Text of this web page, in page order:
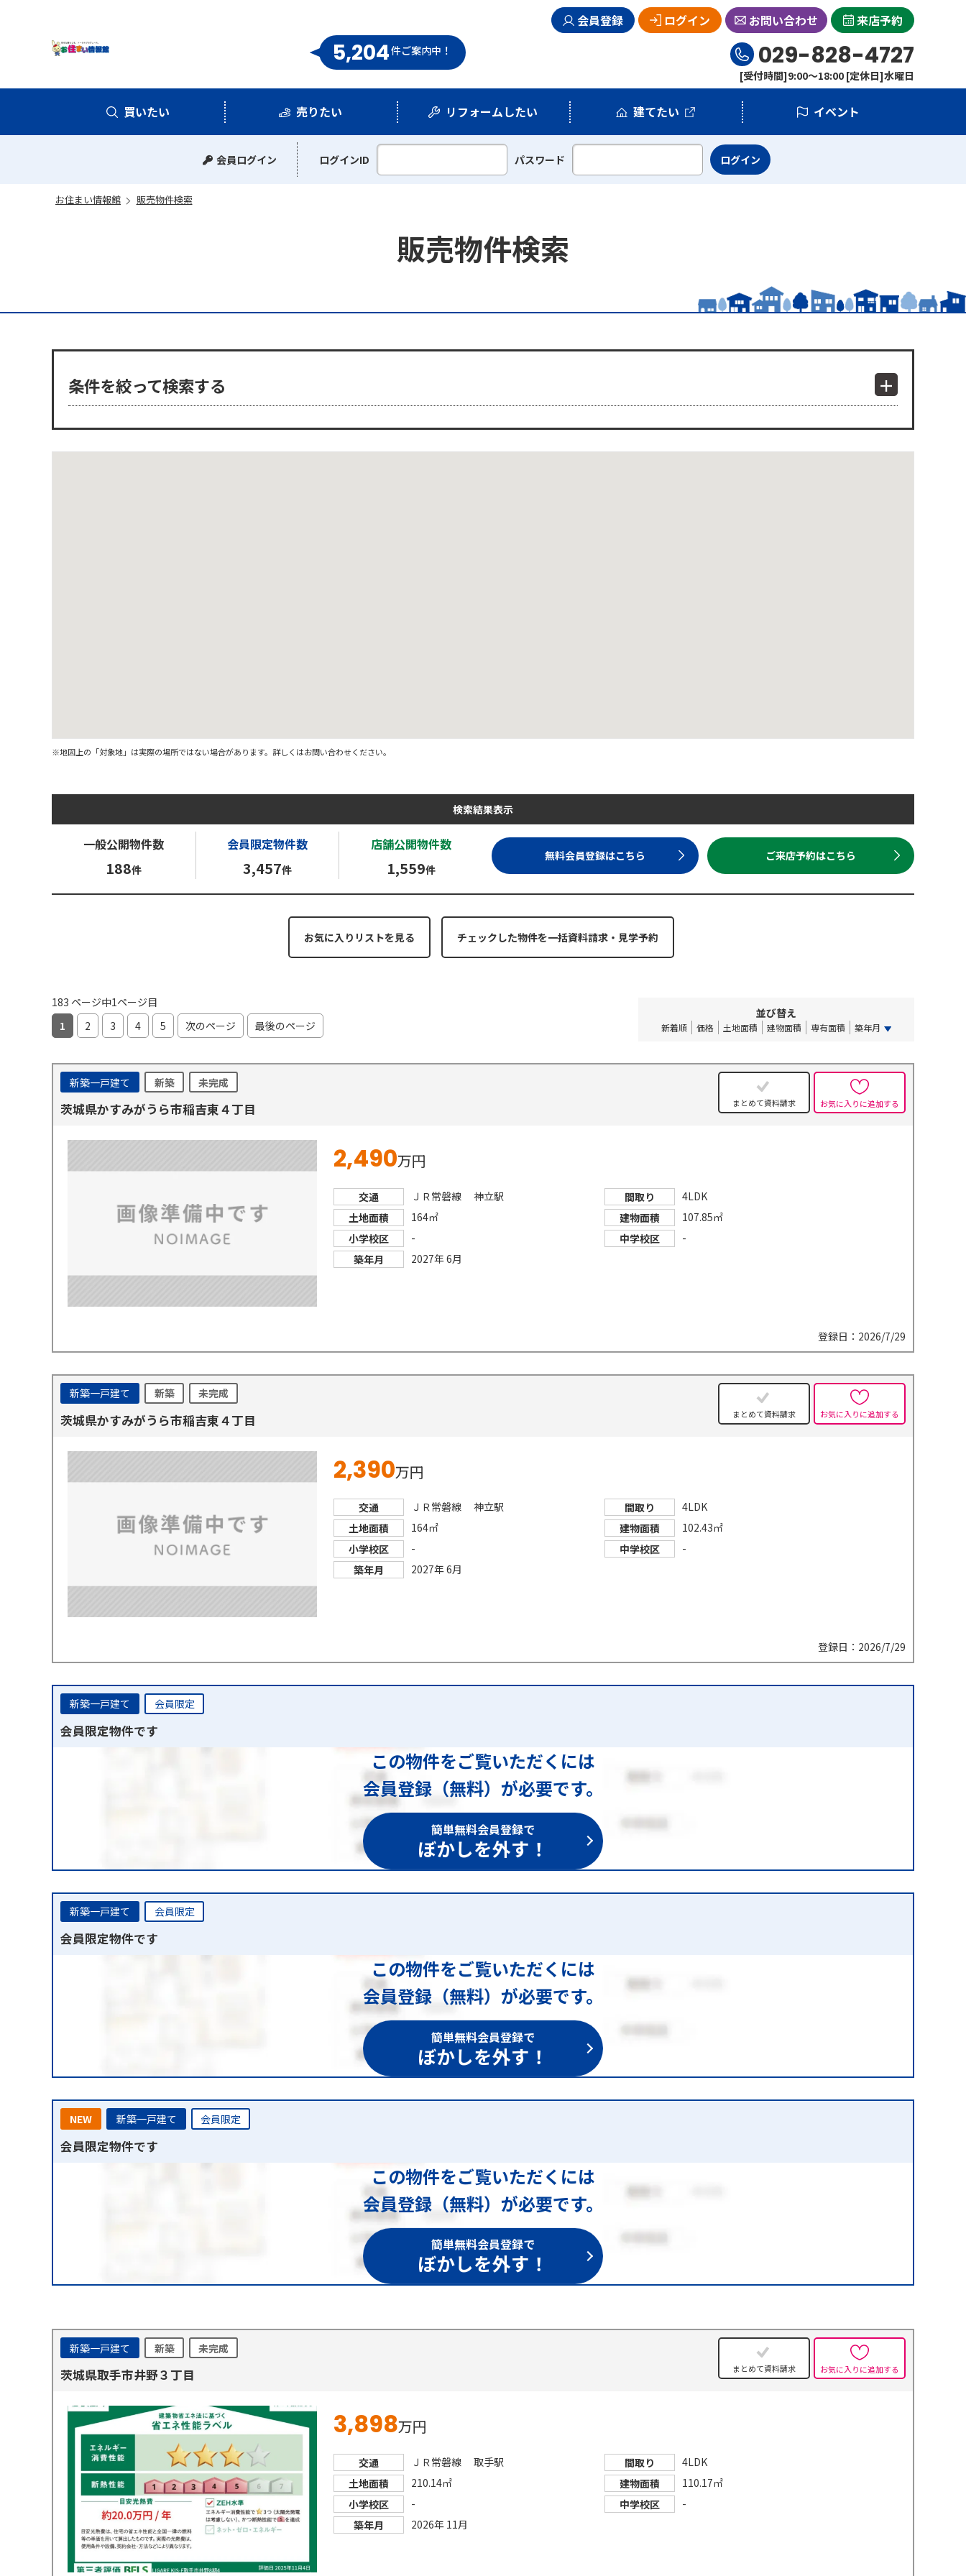
お住まい情報館
5,204件ご案内中！
会員登録 ログイン お問い合わせ 来店予約
029-828-4727
[受付時間]9:00～18:00 [定休日]水曜日
買いたい
中古一戸建て
中古マンション
新築一戸建て
土地
売りたい リフォームしたい
シミュレーション
リフォームプラン
建てたい イベント
会員ログイン ログインID パスワード
お住まい情報館 販売物件検索
販売物件検索
条件を絞って検索する
※地図上の「対象地」は実際の場所ではない場合があります。詳しくはお問い合わせください。
検索結果表示
一般公開物件数
188件
会員限定物件数
3,457件
店舗公開物件数
1,559件
無料会員登録はこちら ご来店予約はこちら
お気に入りリストを見る
183 ページ中1ページ目
1
2 3 4 5 次のページ 最後のページ
並び替え
新着順 価格 土地面積 建物面積 専有面積 築年月
新築一戸建て 新築 未完成
茨城県かすみがうら市稲吉東４丁目 まとめて資料請求 お気に入りに追加する
2,490万円
交通 ＪＲ常磐線 神立駅 間取り
4LDK
土地面積
164㎡ 建物面積
107.85㎡
小学校区
- 中学校区
-
築年月
2027年 6月
登録日：2026/7/29
新築一戸建て 新築 未完成
茨城県かすみがうら市稲吉東４丁目 まとめて資料請求 お気に入りに追加する
2,390万円
交通 ＪＲ常磐線 神立駅 間取り
4LDK
土地面積
164㎡ 建物面積
102.43㎡
小学校区
- 中学校区
-
築年月
2027年 6月
登録日：2026/7/29
新築一戸建て 会員限定
会員限定物件です
この物件をご覧いただくには
会員登録（無料）が必要です。
簡単無料会員登録で
ぼかしを外す！
新築一戸建て 会員限定
会員限定物件です
この物件をご覧いただくには
会員登録（無料）が必要です。
簡単無料会員登録で
ぼかしを外す！
NEW 新築一戸建て 会員限定
会員限定物件です
この物件をご覧いただくには
会員登録（無料）が必要です。
簡単無料会員登録で
ぼかしを外す！
新築一戸建て 新築 未完成
茨城県取手市井野３丁目 まとめて資料請求 お気に入りに追加する
3,898万円
交通 ＪＲ常磐線 取手駅 間取り
4LDK
土地面積
210.14㎡ 建物面積
110.17㎡
小学校区
- 中学校区
-
築年月
2026年 11月